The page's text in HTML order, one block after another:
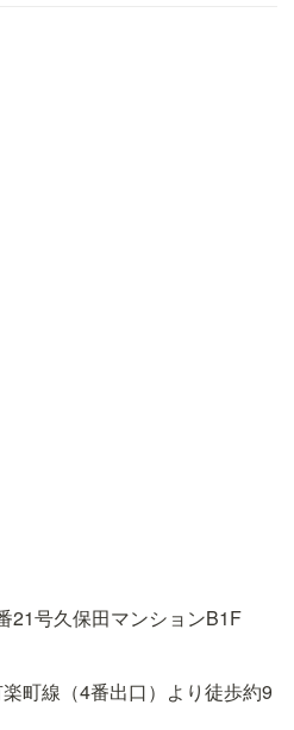
21号久保田マンションB1F
町線（4番出口）より徒歩約9